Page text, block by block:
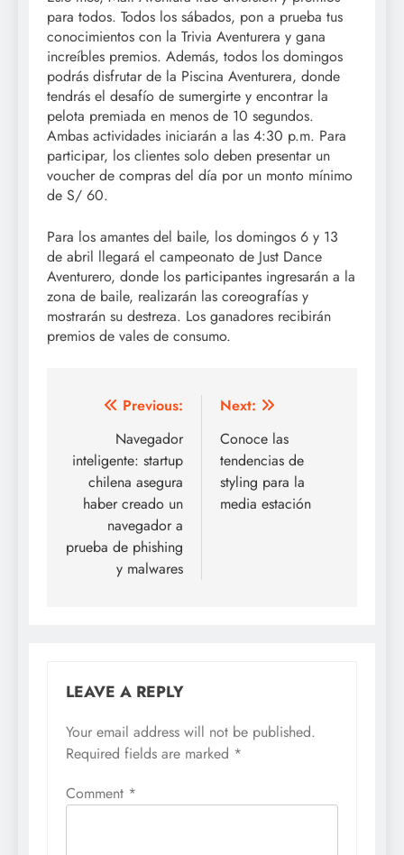
para todos. Todos los sábados, pon a prueba tus
conocimientos con la Trivia Aventurera y gana
increíbles premios. Además, todos los domingos
podrás disfrutar de la Piscina Aventurera, donde
tendrás el desafío de sumergirte y encontrar la
pelota premiada en menos de 10 segundos.
Ambas actividades iniciarán a las 4:30 p.m. Para
participar, los clientes solo deben presentar un
voucher de compras del día por un monto mínimo
de S/ 60.
Para los amantes del baile, los domingos 6 y 13
de abril llegará el campeonato de Just Dance
Aventurero, donde los participantes ingresarán a la
zona de baile, realizarán las coreografías y
mostrarán su destreza. Los ganadores recibirán
premios de vales de consumo.
Post
navigation
Previous:
Navegador
inteligente: startup
chilena asegura
haber creado un
navegador a
prueba de phishing
y malwares
Next:
Conoce las
tendencias de
styling para la
media estación
LEAVE A REPLY
Your email address will not be published.
Required fields are marked *
Comment *